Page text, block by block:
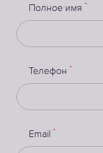
Полное имя *
Телефон *
Email *